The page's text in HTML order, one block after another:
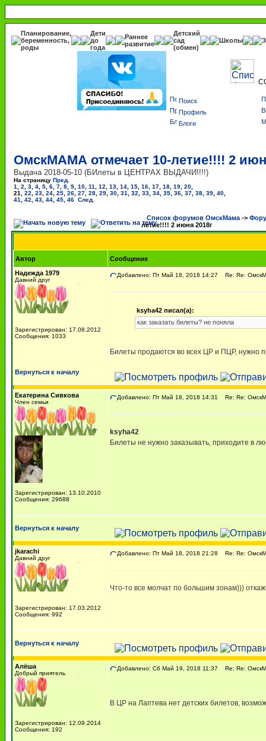
Планирование,
беременность,
роды
Дети
до
года
Раннее
развитие
Детский
сад
(обмен)
Школы
Поиск
Профиль
Блоги
ОмскМАМА отмечает 10-летие!!!! 2
Выдача 2018-05-10 (БИлеты в ЦЕНТРАХ ВЫДАЧИ!!!!)
На страницу Пред.
1
2 3 4 5 6 7 8 9 10 11 12 13 14 15 16 17 18 19 20
21
22 23 24 25 26 27 28 29 30 31 32 33 34 35 36 37 38 39 40
41
42 43 44 45 46 След.
Список форумов ОмскМама ->
летие!!!! 2 июня 2018г
Автор
Сообщение
Надежда 1979
Давний друг
Зарегистрирован: 17.08.2012
Сообщения: 1033
Добавлено: Пт Май 18, 2018 14:27 Re: Re:
ksyha42 писал(а):
как заказать билеты? не поняла
Билеты продаются во всех ЦР и ПЦР, нужно
Вернуться к началу
Екатерина Сивкова
Член семьи
Зарегистрирован: 13.10.2010
Сообщения: 29688
Добавлено: Пт Май 18, 2018 14:31 Re: Re:
ksyha42
Билеты не нужно заказывать, приходите в
Вернуться к началу
jkarachi
Давний друг
Зарегистрирован: 17.03.2012
Сообщения: 992
Добавлено: Пт Май 18, 2018 21:28 Re: Re:
Что-то все молчат по большим зонам)))
Вернуться к началу
Алёша
Добрый приятель
Зарегистрирован: 12.09.2014
Сообщения: 192
Добавлено: Сб Май 19, 2018 11:37 Re: Re:
В ЦР на Лаптева нет детских билетов,